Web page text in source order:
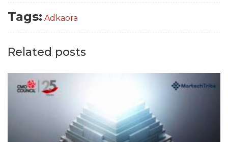
Tags: Adkaora
Related posts